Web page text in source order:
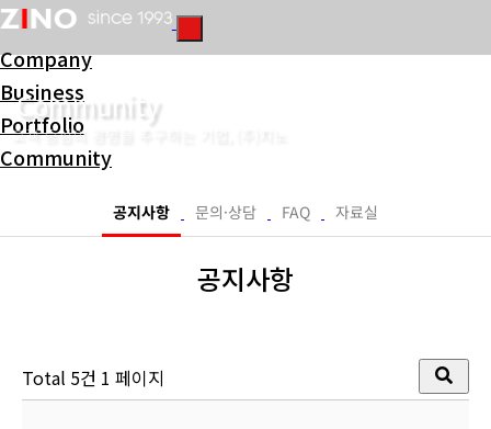
Company
Business
Portfolio
Community
Community
고객 중심의 경영을 추구하는 기업, (주)지노
공지사항 문의·상담 FAQ 자료실
공지사항
Total 5건 1 페이지